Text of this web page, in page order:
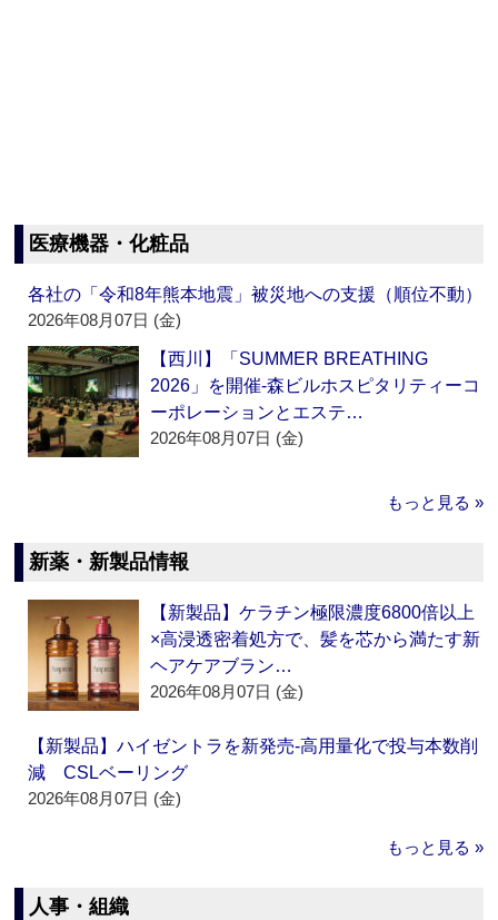
医療機器・化粧品
各社の「令和8年熊本地震」被災地への支援（順位不動）
2026年08月07日 (金)
【西川】「SUMMER BREATHING
2026」を開催‐森ビルホスピタリティーコ
ーポレーションとエステ…
2026年08月07日 (金)
もっと見る »
新薬・新製品情報
【新製品】ケラチン極限濃度6800倍以上
×高浸透密着処方で、髪を芯から満たす新
ヘアケアブラン…
2026年08月07日 (金)
【新製品】ハイゼントラを新発売‐高用量化で投与本数削
減 CSLベーリング
2026年08月07日 (金)
もっと見る »
人事・組織